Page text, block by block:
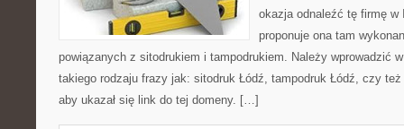
okazja odnaleźć tę firmę w
proponuje ona tam
powiązanych z sitodrukiem i tampodrukiem. Należy wprowadzić
takiego rodzaju frazy jak: sitodruk Łódź, tampodruk Łódź, czy
aby ukazał się link do tej domeny. […]